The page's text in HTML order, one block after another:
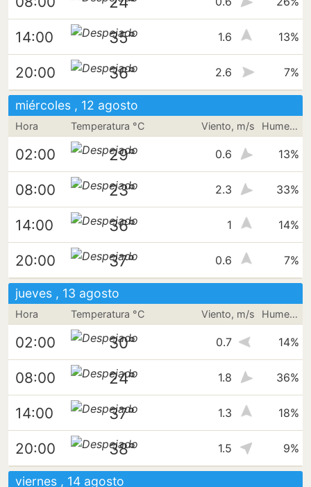
14:00 35° 1.6 13%
20:00 36° 2.6 7%
miércoles , 12 agosto
Hora Temperatura °C Viento, m/s Humedad
02:00 29° 0.6 13%
08:00 23° 2.3 33%
14:00 36° 1 14%
20:00 37° 0.6 7%
jueves , 13 agosto
Hora Temperatura °C Viento, m/s Humedad
02:00 30° 0.7 14%
08:00 24° 1.8 36%
14:00 37° 1.3 18%
20:00 38° 1.5 9%
viernes , 14 agosto